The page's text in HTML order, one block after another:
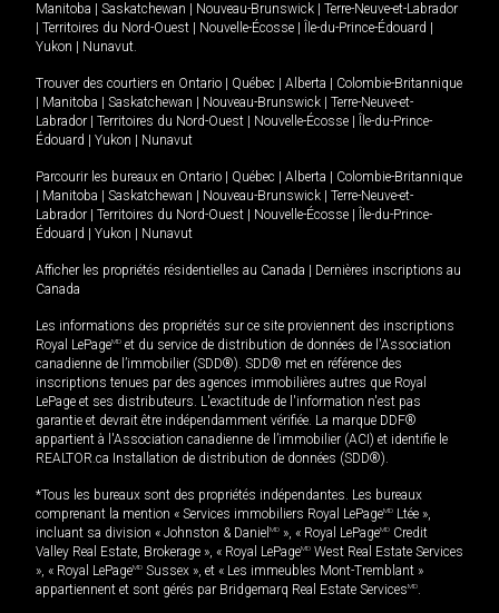
Manitoba
Saskatchewan Nouveau-Brunswick
Terre-Neuve-et-Labrador
Territoires du Nord-Ouest Nouvelle-Écosse Île-du-Prince-Édouard
Yukon
Nunavut.
Trouver des courtiers en Ontario Québec Alberta
Colombie-Britannique
Manitoba Saskatchewan Nouveau-Brunswick
Terre-Neuve-et-
Labrador
Territoires du Nord-Ouest Nouvelle-Écosse
Île-du-Prince-
Édouard
Yukon Nunavut
Parcourir les bureaux en Ontario Québec Alberta
Colombie-Britannique
Manitoba Saskatchewan Nouveau-Brunswick
Terre-Neuve-et-
Labrador
Territoires du Nord-Ouest Nouvelle-Écosse
Île-du-Prince-
Édouard
Yukon Nunavut
Afficher les propriétés résidentielles au Canada
Dernières inscriptions au
Canada
Les informations des propriétés sur ce site proviennent des inscriptions
Royal LePageMD et du service de distribution de données de l'Association
canadienne de l’immobilier (SDD®). SDD® met en référence des
inscriptions tenues par des agences immobilières autres que Royal
LePage et ses distributeurs. L'exactitude de l'information n'est pas
garantie et devrait être indépendamment vérifiée. La marque DDF®
appartient à l'Association canadienne de l’immobilier (ACI) et identifie le
REALTOR.ca Installation de distribution de données (SDD®).
*Tous les bureaux sont des propriétés indépendantes. Les bureaux
comprenant la mention « Services immobiliers Royal LePageMD Ltée »,
incluant sa division « Johnston & Daniel MD », « Royal LePageMD Credit
Valley Real Estate, Brokerage », « Royal LePageMD West Real Estate Services
», « Royal LePageMD Sussex », et « Les immeubles Mont-Tremblant »
appartiennent et sont gérés par Bridgemarq Real Estate ServicesMD.